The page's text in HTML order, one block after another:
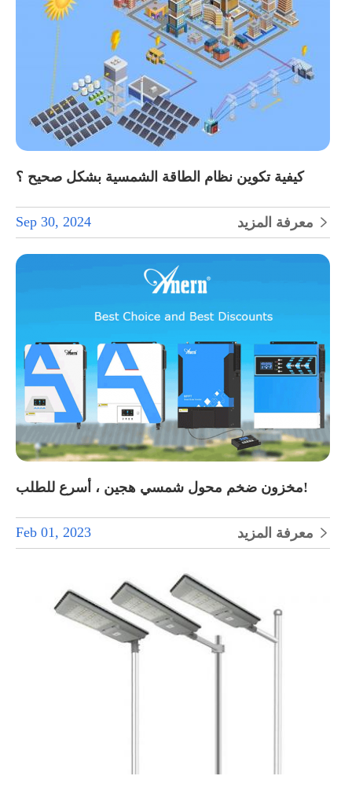
كيفية تكوين نظام الطاقة الشمسية بشكل صحيح ؟
Sep 30, 2024 
مخزون ضخم محول شمسي هجين ، أسرع للطلب!
Feb 01, 2023 